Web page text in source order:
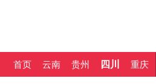
首页 云南 贵州 四川 重庆